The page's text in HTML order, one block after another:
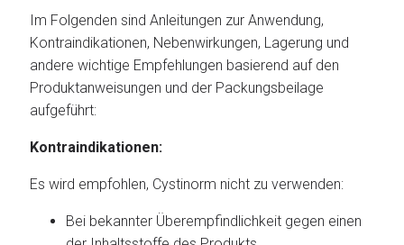
Im Folgenden sind Anleitungen zur Anwendung,
Kontraindikationen, Nebenwirkungen, Lagerung und
andere wichtige Empfehlungen basierend auf den
Produktanweisungen und der Packungsbeilage
aufgeführt:
Kontraindikationen:
Es wird empfohlen, Cystinorm nicht zu verwenden:
Bei bekannter Überempfindlichkeit gegen einen